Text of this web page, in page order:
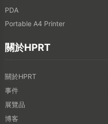
PDA
Portable A4 Printer
關於HPRT
關於HPRT
事件
展覽品
博客